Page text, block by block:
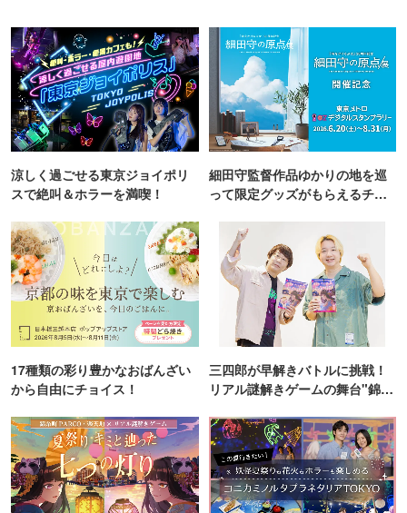
涼しく過ごせる東京ジョイポリ
スで絶叫＆ホラーを満喫！
細田守監督作品ゆかりの地を巡
って限定グッズがもらえるチャ
17種類の彩り豊かなおばんざい
から自由にチョイス！
三四郎が早解きバトルに挑戦！
リアル謎解きゲームの舞台"錦糸